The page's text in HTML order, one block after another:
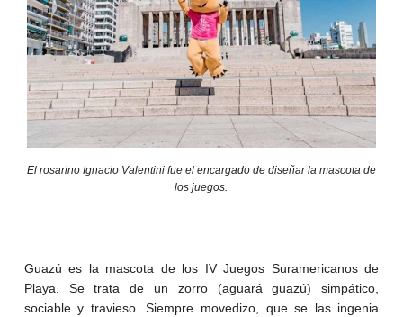
El rosarino Ignacio Valentini fue el encargado de diseñar la mascota de
los juegos.
Guazú es la mascota de los IV Juegos Suramericanos de
Playa. Se trata de un zorro (aguará guazú) simpático,
sociable y travieso. Siempre movedizo, que se las ingenia